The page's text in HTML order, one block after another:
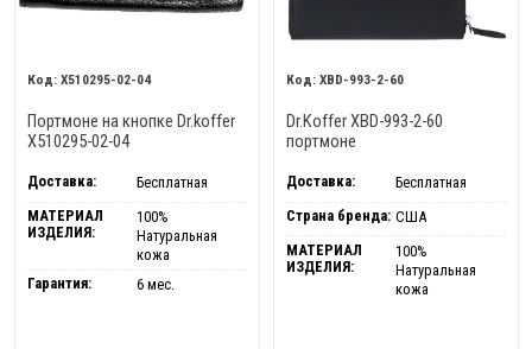
X510295-02-04
Портмоне на кнопке Dr.koffer
X510295-02-04
Доставка:
Бесплатная
МАТЕРИАЛ
ИЗДЕЛИЯ:
100%
Натуральная
кожа
Гарантия:
6 мес.
XBD-993-2-60
Dr.Koffer XBD-993-2-60
портмоне
Доставка:
Бесплатная
Страна бренда: США
МАТЕРИАЛ
ИЗДЕЛИЯ:
100%
Натуральная
кожа